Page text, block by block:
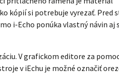
kópií si potrebuje vyrezať. Pred
i-Echo ponúka vlastný návin aj s
V grafickom editore za
v iEchu je možné označiť